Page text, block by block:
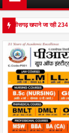
छत्तीसगढ़ खपाने जा रही 234
दहला अनूपपुर - घर पर